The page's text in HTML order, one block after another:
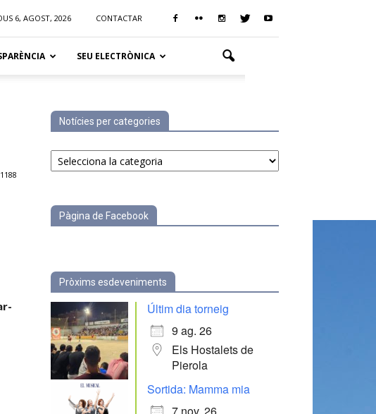
6, AGOST, 2026 CONTACTAR
SEU ELECTRÒNICA
1188
Notícies per categories
Notícies
per
Pàgina de Facebook
Pròxims esdeveniments
Últim dia torneig
9 ag. 26
Els Hostalets de
Pierola
Sortida: Mamma mia